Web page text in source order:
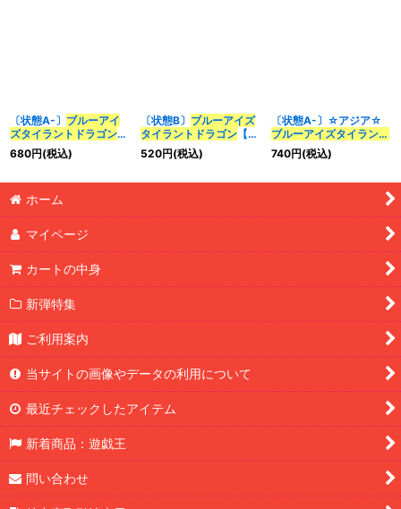
〔状態A-〕 ブルーアイ
ズタイラント ドラゴン
【プリズマティックシー
クレット】{BACH-
680円(税込)
〔状態B〕 ブルーアイズ
タイラント ドラゴン【プ
リズマティックシークレ
ット】{BACH-JP037}
520円(税込)
〔状態A-〕☆アジア☆
ブルーアイズタイラント
ドラゴン【クォーターセ
ンチュリーシークレッ
740円(税込)
ホーム
マイページ
カートの中身
新弾特集
ご利用案内
当サイトの画像やデータの利用について
最近チェックしたアイテム
新着商品：遊戯王
問い合わせ